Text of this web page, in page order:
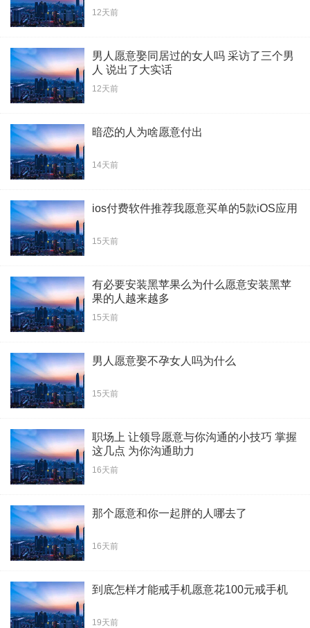
12天前
男人愿意娶同居过的女人吗 采访了三个男
人 说出了大实话
12天前
暗恋的人为啥愿意付出
14天前
ios付费软件推荐我愿意买单的5款iOS应用
15天前
有必要安装黑苹果么为什么愿意安装黑苹
果的人越来越多
15天前
男人愿意娶不孕女人吗为什么
15天前
职场上 让领导愿意与你沟通的小技巧 掌握
这几点 为你沟通助力
16天前
那个愿意和你一起胖的人哪去了
16天前
到底怎样才能戒手机愿意花100元戒手机
19天前